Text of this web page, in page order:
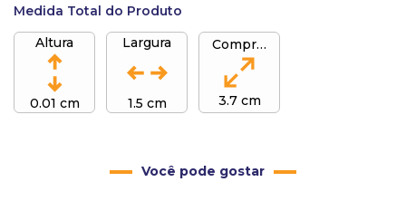
Medida Total do Produto
Altura
0.01 cm
Largura
1.5 cm
Comprimento
3.7 cm
Você pode gostar